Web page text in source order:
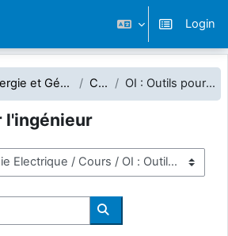
Login
FISE Energie et Génie Electrique Cours OI : Outils pour l'ingénieur
l'ingénieur
Cerca corsi